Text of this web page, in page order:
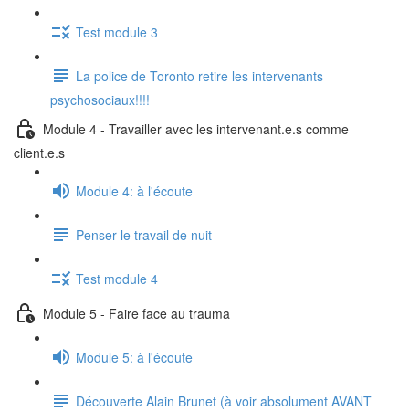
Test module 3
La police de Toronto retire les intervenants
psychosociaux!!!!
Module 4 - Travailler avec les intervenant.e.s comme
client.e.s
Module 4: à l'écoute
Penser le travail de nuit
Test module 4
Module 5 - Faire face au trauma
Module 5: à l'écoute
Découverte Alain Brunet (à voir absolument AVANT